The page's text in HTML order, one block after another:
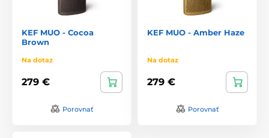
KEF MUO - Cocoa
Brown
Na dotaz
279 €
Porovnať
KEF MUO - Amber Haze
Na dotaz
279 €
Porovnať